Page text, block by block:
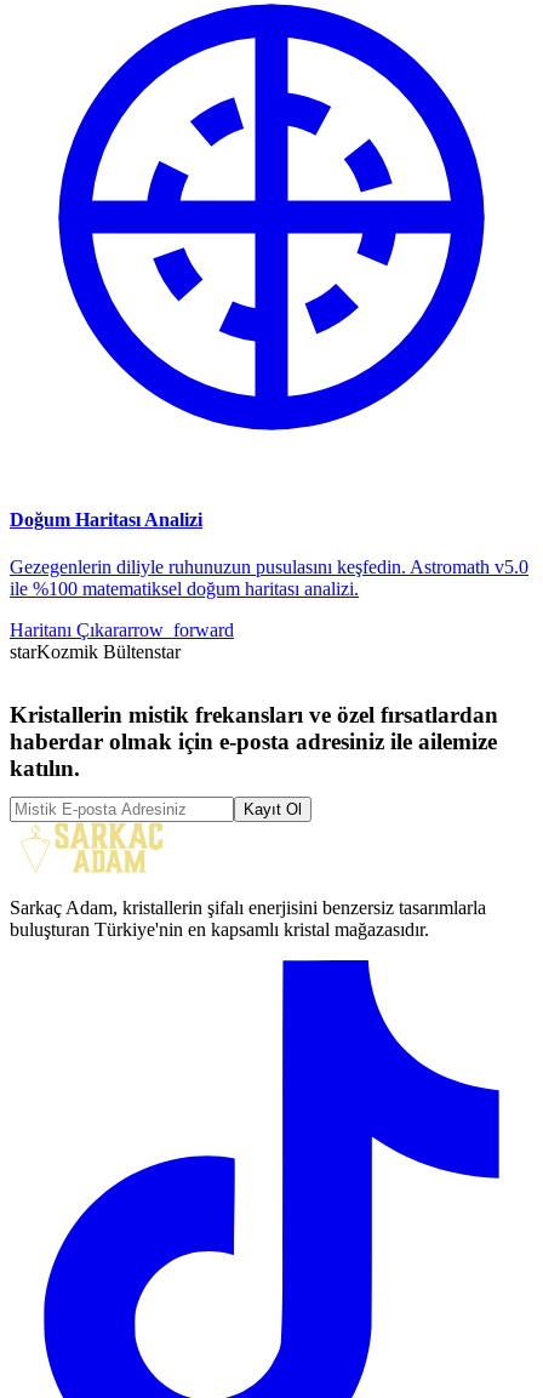
Doğum Haritası Analizi
Gezegenlerin diliyle ruhunuzun pusulasını keşfedin. Astromath v5.0
ile %100 matematiksel doğum haritası analizi.
Haritanı Çıkararrow_forward
starKozmik Bültenstar
Kristallerin mistik frekansları ve özel fırsatlardan
haberdar olmak için e-posta adresiniz ile ailemize
katılın.
Kayıt Ol
Sarkaç Adam, kristallerin şifalı enerjisini benzersiz tasarımlarla
buluşturan Türkiye'nin en kapsamlı kristal mağazasıdır.